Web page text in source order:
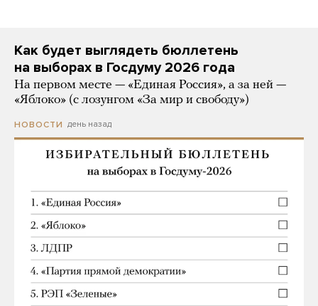
Как будет выглядеть бюллетень
на выборах в Госдуму 2026 года
На первом месте — «Единая Россия», а за ней —
«Яблоко» (с лозунгом «За мир и свободу»)
НОВОСТИ день назад